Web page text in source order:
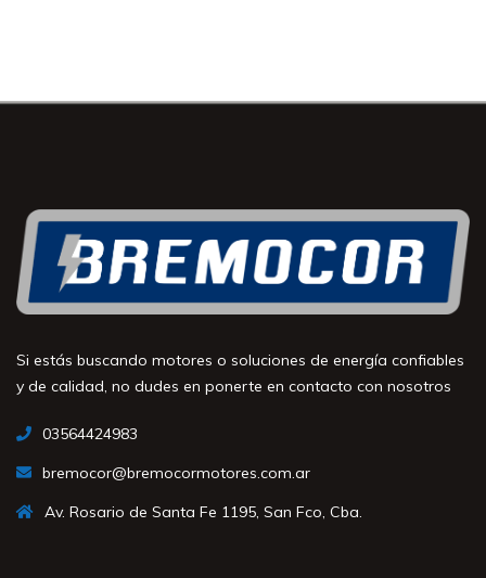
Si estás buscando motores o soluciones de energía confiables
y de calidad, no dudes en ponerte en contacto con nosotros
03564424983
bremocor@bremocormotores.com.ar
Av. Rosario de Santa Fe 1195, San Fco, Cba.